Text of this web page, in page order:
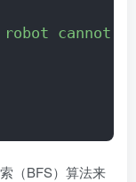
robot cannot
（BFS）算法来